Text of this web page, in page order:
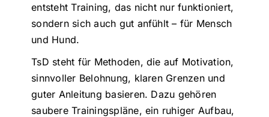
entsteht Training, das nicht nur funktioniert,
sondern sich auch gut anfühlt – für Mensch
und Hund.
TsD steht für Methoden, die auf Motivation,
sinnvoller Belohnung, klaren Grenzen und
guter Anleitung basieren. Dazu gehören
saubere Trainingspläne, ein ruhiger Aufbau,